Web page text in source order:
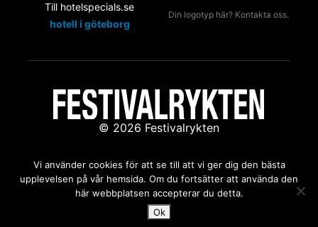
Till hotelspecials.se
hotell i göteborg
Din logotyp här? Kontakta oss.
© 2026 Festivalrykten
Kontakta oss:redaktion@festivalrykten.se
Vi använder cookies för att se till att vi ger dig den bästa
upplevelsen på vår hemsida. Om du fortsätter att använda den
här webbplatsen accepterar du detta.
Ok